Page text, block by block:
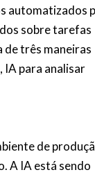
automatizados
sobre tarefas
de três maneiras
IA para analisar
de
A IA está sendo